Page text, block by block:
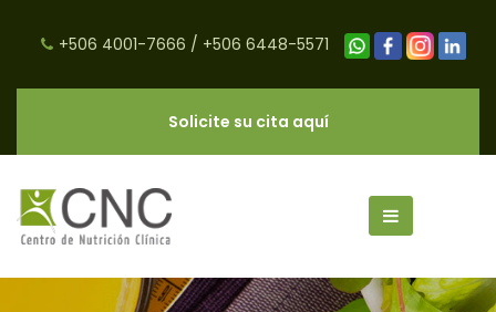
+506 4001-7666 / +506 6448-5571
Solicite su cita aquí